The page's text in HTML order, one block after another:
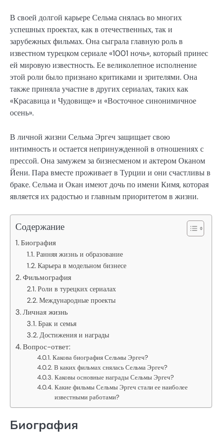
В своей долгой карьере Сельма снялась во многих
успешных проектах, как в отечественных, так и
зарубежных фильмах. Она сыграла главную роль в
известном турецком сериале «1001 ночь», который принес
ей мировую известность. Ее великолепное исполнение
этой роли было признано критиками и зрителями. Она
также приняла участие в других сериалах, таких как
«Красавица и Чудовище» и «Восточное синонимичное
осень».
В личной жизни Сельма Эргеч защищает свою
интимность и остается непринужденной в отношениях с
прессой. Она замужем за бизнесменом и актером Оканом
Йени. Пара вместе проживает в Турции и они счастливы в
браке. Сельма и Окан имеют дочь по имени Кимя, которая
является их радостью и главным приоритетом в жизни.
Содержание
Биография
Ранняя жизнь и образование
Карьера в модельном бизнесе
Фильмография
Роли в турецких сериалах
Международные проекты
Личная жизнь
Брак и семья
Достижения и награды
Вопрос-ответ:
Какова биография Сельмы Эргеч?
В каких фильмах снялась Сельма Эргеч?
Каковы основные награды Сельмы Эргеч?
Какие фильмы Сельмы Эргеч стали ее наиболее
известными работами?
Биография